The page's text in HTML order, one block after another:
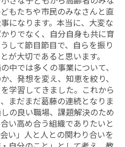
もたちや市民のみなさんと直
になります。本当に、大変な
りでなく、自分自身も共に育
して節目節目で、自らを振り
が大切であると思います。
中では多くの事業について、
、発想を変え、知恵を絞り、
学習してきました。これから
まだまだ葛藤の連続となりま
の良い職場、課題解決のため
い高め合う組織でありたいと
い」人と人との関わり合いを